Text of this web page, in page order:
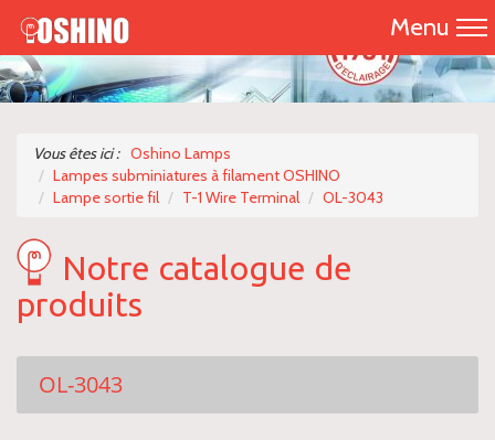
Menu
Accueil
Catalogue 2026
Vous êtes ici : Oshino Lamps
Lampes subminiatures à filament OSHINO
Lampe sortie fil
T-1 Wire Terminal OL-3043
Notre catalogue de
produits
OL-3043